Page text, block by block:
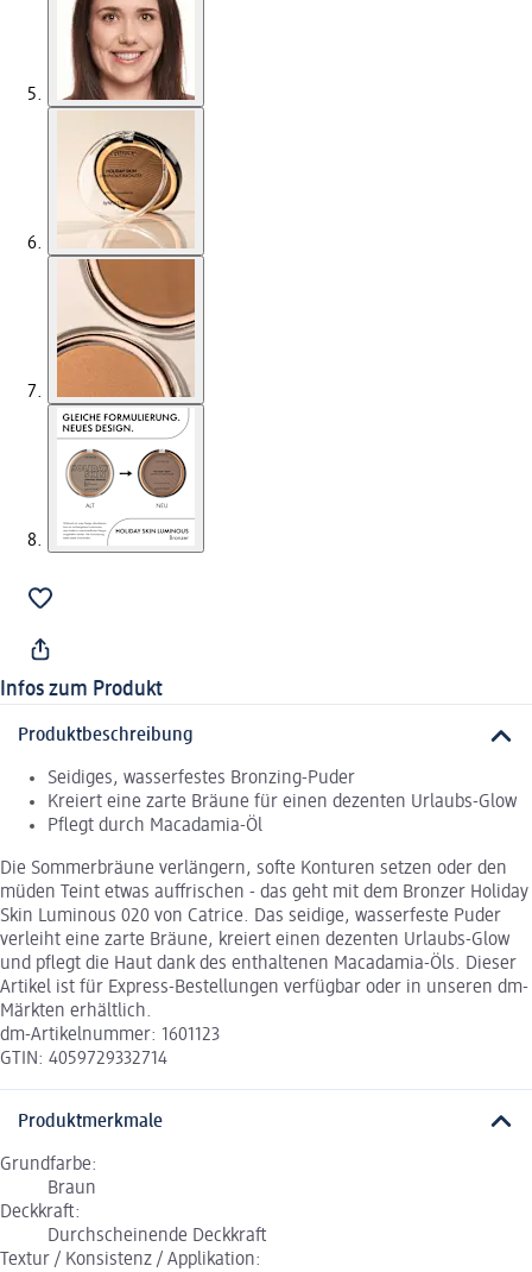
Infos zum Produkt
Produktbeschreibung
Seidiges, wasserfestes Bronzing-Puder
Kreiert eine zarte Bräune für einen dezenten Urlaubs-Glow
Pflegt durch Macadamia-Öl
Die Sommerbräune verlängern, softe Konturen setzen oder den
müden Teint etwas auffrischen - das geht mit dem Bronzer Holiday
Skin Luminous 020 von Catrice. Das seidige, wasserfeste Puder
verleiht eine zarte Bräune, kreiert einen dezenten Urlaubs-Glow
und pflegt die Haut dank des enthaltenen Macadamia-Öls. Dieser
Artikel ist für Express-Bestellungen verfügbar oder in unseren dm-
Märkten erhältlich.
dm-Artikelnummer: 1601123
GTIN: 4059729332714
Produktmerkmale
Grundfarbe:
Braun
Deckkraft:
Durchscheinende Deckkraft
Textur / Konsistenz / Applikation: